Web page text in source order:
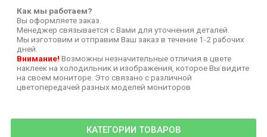
КАТЕГОРИИ ТОВАРОВ
Как мы работаем?
Вы оформляете заказ.
Менеджер связывается с Вами для уточнения деталей.
Мы изготовим и отправим Ваш заказ в течение 1-2 рабочих
дней.
Внимание! Возможны незначительные отличия в цвете
наклеек на холодильник и изображения, которое Вы видите
на своем мониторе. Это связано с различной
цветопередачей разных моделей мониторов